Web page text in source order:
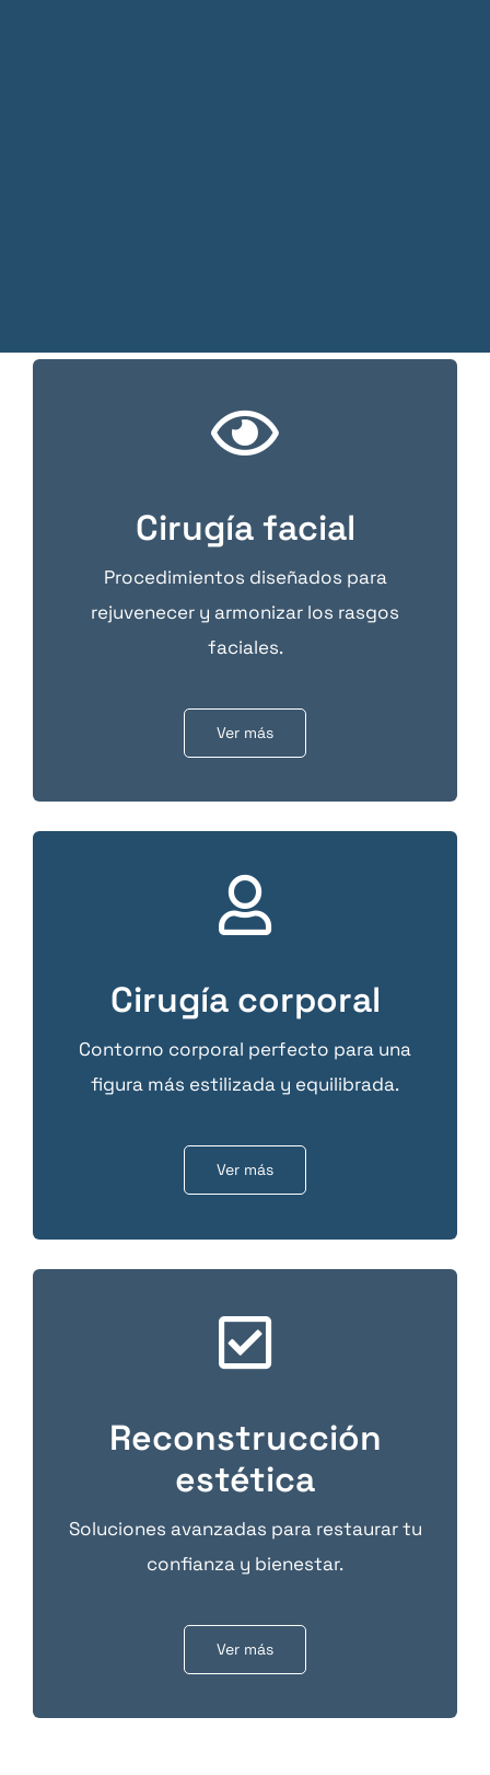
Cirugía facial
Procedimientos diseñados para
rejuvenecer y armonizar los rasgos
faciales.
Ver más
Cirugía corporal
Contorno corporal perfecto para una
figura más estilizada y equilibrada.
Ver más
Reconstrucción
estética
Soluciones avanzadas para restaurar tu
confianza y bienestar.
Ver más